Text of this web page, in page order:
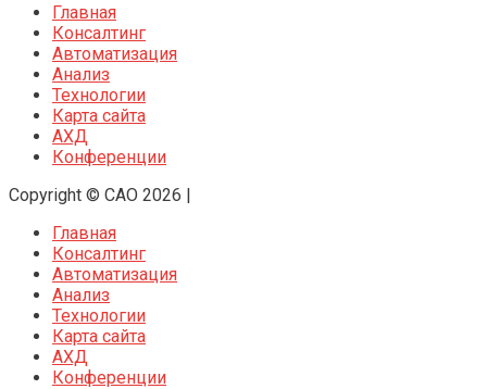
Главная
Консалтинг
Автоматизация
Анализ
Технологии
Карта сайта
АХД
Конференции
Copyright © CAO 2026 |
Главная
Консалтинг
Автоматизация
Анализ
Технологии
Карта сайта
АХД
Конференции